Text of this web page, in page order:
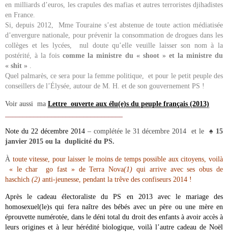
en milliards d’euros, les crapules des mafias et autres terroristes djihadistes
en France.
Si, depuis 2012, Mme Touraine s’est abstenue de toute action médiatisée
d’envergure nationale, pour prévenir la consommation de drogues dans les
collèges et les lycées, nul doute qu’elle veuille laisser son nom à la
postérité, à la foiscomme la ministre du « shoot » et la ministre du
« shit » .
Quel palmarès, ce sera pour la femme politique, et pour le petit peuple des
conseillers de l’Élysée, autour de M. H. et de son gouvernement PS !
Voir aussi ma Lettre ouverte aux élu(e)s du peuple français (2013)
Note du 22 décembre 2014– complétée le 31 décembre 2014 et le♠ 15
janvier 2015 ou la duplicité du PS.
À toute vitesse, pour laisser le moins de temps possible aux citoyens, voilà
« le char go fast » de Terra Nova(1) qui arrive avec ses obus de
haschich (2) anti-jeunesse, pendant la trêve des confiseurs 2014 !
Après le cadeau électoraliste du PS en 2013 avec le mariage des
homosexuel(le)s qui fera naître des bébés avec un père ou une mère en
éprouvette numérotée, dans le déni total du droit des enfants à avoir accès à
leurs origines et à leur hérédité biologique, voilà l’autre cadeau de Noël